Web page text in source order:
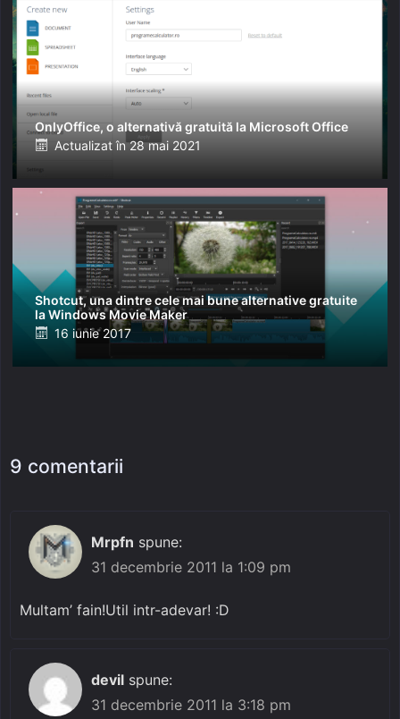
OnlyOffice, o alternativă gratuită la Microsoft Office
Posted
Actualizat în 28 mai 2021
Shotcut, una dintre cele mai bune alternative gratuite
la Windows Movie Maker
Posted
16 iunie 2017
9 comentarii
Mrpfn spune:
31 decembrie 2011 la 1:09 pm
Multam’ fain!Util intr-adevar! :D
devil spune:
31 decembrie 2011 la 3:18 pm